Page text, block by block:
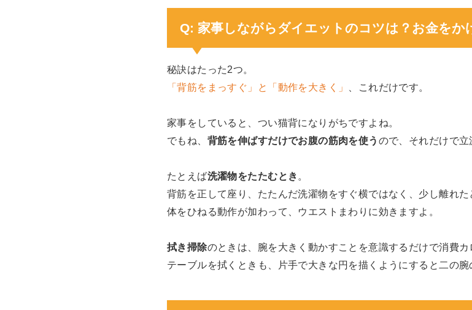
Q: 家事しながらダイエットのコツは？お金をか
秘訣はたった2つ。
「背筋をまっすぐ」と「動作を大きく」
、これだけです。
家事をしていると、つい猫背になりがちですよね。
でもね、 背筋を伸ばすだけでお腹の筋肉を使う ので、それだけで立
たとえば洗濯物をたたむとき 。
背筋を正して座り、たたんだ洗濯物をすぐ横ではなく、少し離れた
体をひねる動作が加わって、ウエストまわりに効きますよ。
拭き掃除のときは、腕を大きく動かすことを意識するだけで消費カ
テーブルを拭くときも、片手で大きな円を描くようにすると二の腕